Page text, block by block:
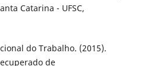
Catarina - UFSC,
do Trabalho. (2015).
de